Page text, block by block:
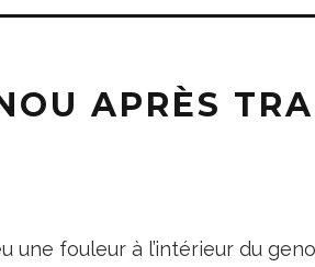
APRÈS
une fouleur à l’intérieur du